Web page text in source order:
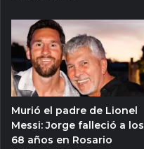
Murió el padre de Lionel
Messi: Jorge falleció a los
68 años en Rosario